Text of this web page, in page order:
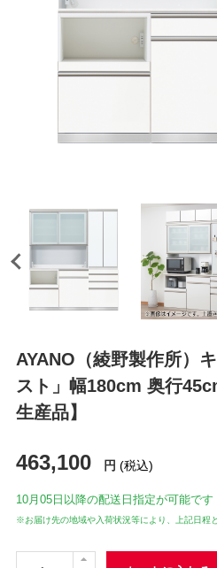
AYANO（綾野製作所）
スト」幅180cm 奥行
生産品】
463,100 円 (税込)
10月05日 以降の配送日指定が可能です
※お届け先の地域や入荷状況等により、上記日程